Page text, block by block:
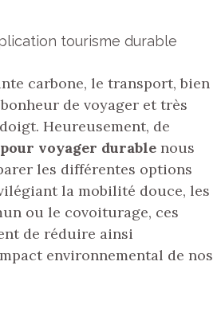
carbone, le transport, bien
de voyager et très
Heureusement, de
voyager durable nous
les différentes options
la mobilité douce, les
ou le covoiturage, ces
de réduire ainsi
environnemental de nos